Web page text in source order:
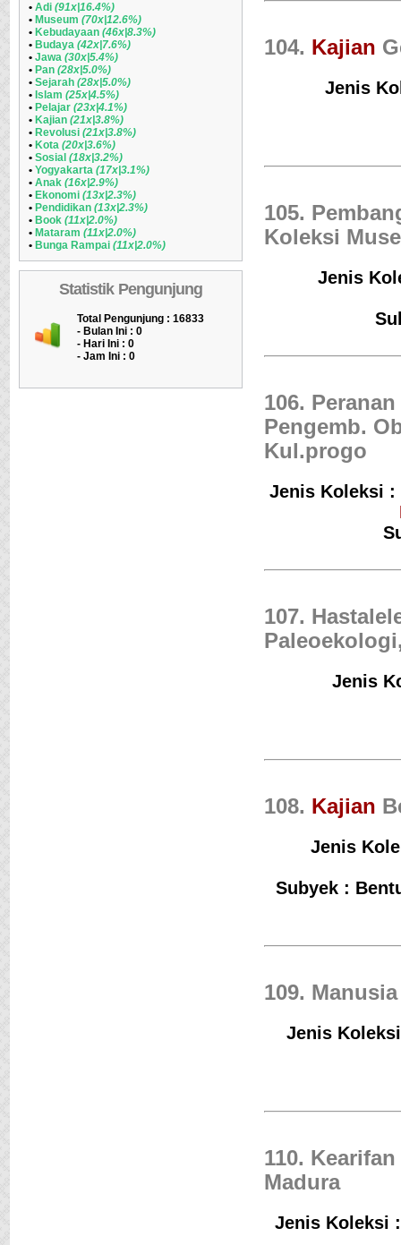
• Adi (91x|16.4%)
• Museum (70x|12.6%)
• Kebudayaan (46x|8.3%)
• Budaya (42x|7.6%)
• Jawa (30x|5.4%)
• Pan (28x|5.0%)
• Sejarah (28x|5.0%)
• Islam (25x|4.5%)
• Pelajar (23x|4.1%)
• Kajian (21x|3.8%)
• Revolusi (21x|3.8%)
• Kota (20x|3.6%)
• Sosial (18x|3.2%)
• Yogyakarta (17x|3.1%)
• Anak (16x|2.9%)
• Ekonomi (13x|2.3%)
• Pendidikan (13x|2.3%)
• Book (11x|2.0%)
• Mataram (11x|2.0%)
• Bunga Rampai (11x|2.0%)
Statistik Pengunjung
Total Pengunjung : 16833
- Bulan Ini : 0
- Hari Ini : 0
- Jam Ini : 0
104. Kajian
Jenis
105.
Koleksi
Jenis
106.
Pengemb.
Kul.progo
Jenis Koleksi :
107.
Jenis
108. Kajian
Jenis
Subyek :
109.
Jenis
110.
Madura
Jenis Koleksi